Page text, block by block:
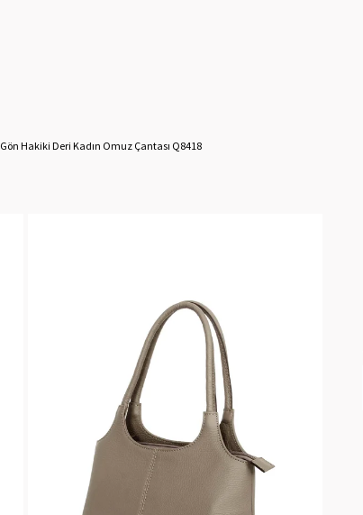
Gön Hakiki Deri Kadın Omuz Çantası Q8418